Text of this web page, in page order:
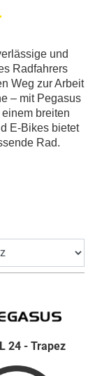
und
Radfahrers
Weg zur Arbeit
– mit Pegasus
breiten
E-Bikes bietet
Rad.
24 - Trapez